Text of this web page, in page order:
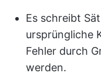
Es schreibt
ursprüngliche
Fehler durch
werden.